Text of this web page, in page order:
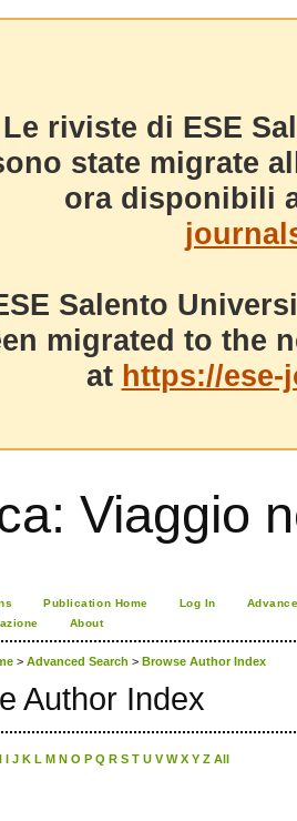
Le riviste di ESE
state migrate
ora disponibili
Salento
migrated to the
at https://
Viaggio
Publication Home Log In
About
> Advanced Search > Browse Author Index
Author Index
I J K L M N O P Q R S T U V W X Y Z All